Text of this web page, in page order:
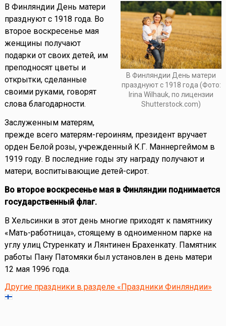
В Финляндии День матери
празднуют с 1918 года (Фото:
Irina Wilhauk, по лицензии
Shutterstock.com)
В Финляндии День матери
празднуют с 1918 года. Во
второе воскресенье мая
женщины получают
подарки от своих детей, им
преподносят цветы и
открытки, сделанные
своими руками, говорят
слова благодарности.
Заслуженным матерям,
прежде всего матерям-героиням, президент вручает
орден Белой розы, учрежденный К.Г. Маннергеймом в
1919 году. В последние годы эту награду получают и
матери, воспитывающие детей-сирот.
Во второе воскресенье мая в Финляндии поднимается
государственный флаг.
В Хельсинки в этот день многие приходят к памятнику
«Мать-работница», стоящему в одноименном парке на
углу улиц Стуренкату и Лянтинен Брахенкату. Памятник
работы Пану Патомяки был установлен в день матери
12 мая 1996 года.
Другие праздники в разделе «Праздники Финляндии»